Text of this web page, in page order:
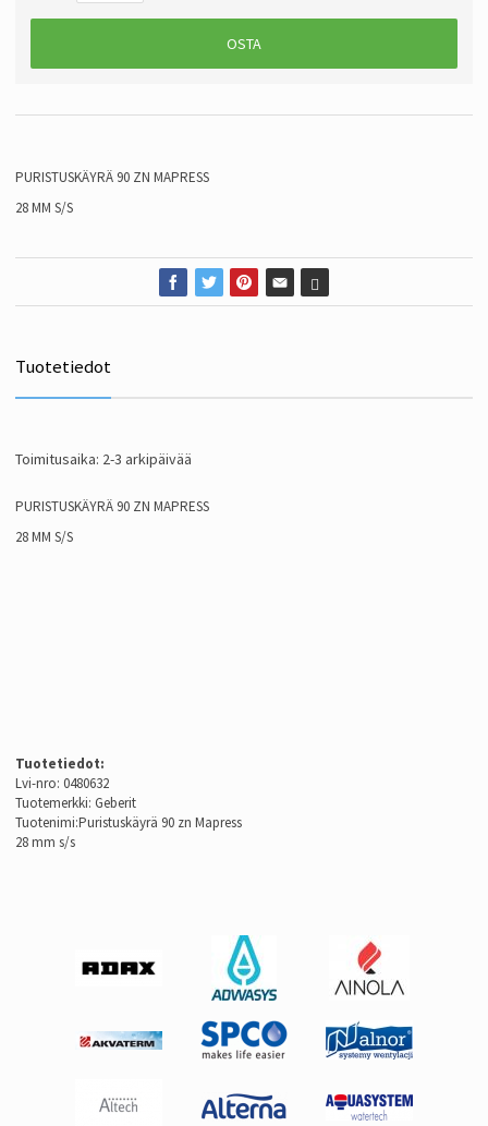
OSTA
PURISTUSKÄYRÄ 90 ZN MAPRESS
28 MM S/S
Tuotetiedot
Toimitusaika: 2-3 arkipäivää
PURISTUSKÄYRÄ 90 ZN MAPRESS
28 MM S/S
Tuotetiedot:
Lvi-nro: 0480632
Tuotemerkki: Geberit
Tuotenimi:Puristuskäyrä 90 zn Mapress
28 mm s/s